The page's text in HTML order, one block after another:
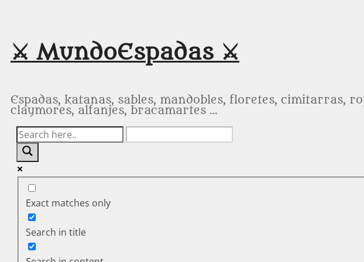
contenido
⚔️ MundoEspadas ⚔️
Espadas, katanas, sables, mandobles, floretes, cimitarras,
claymores, alfanjes, bracamartes …
Exact matches only
Search in title